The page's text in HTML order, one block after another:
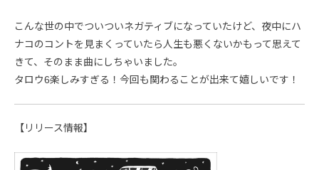
こんな世の中でついついネガティブになっていたけど、夜中にハ
ナコのコントを見まくっていたら人生も悪くないかもって思えて
きて、そのまま曲にしちゃいました。
タロウ6楽しみすぎる！今回も関わることが出来て嬉しいです！
【リリース情報】